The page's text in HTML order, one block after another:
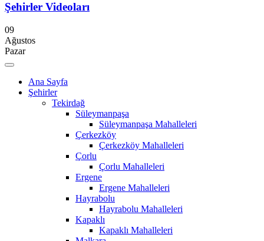
Şehirler Videoları
09
Ağustos
Pazar
Ana Sayfa
Şehirler
Tekirdağ
Süleymanpaşa
Süleymanpaşa Mahalleleri
Çerkezköy
Çerkezköy Mahalleleri
Çorlu
Çorlu Mahalleleri
Ergene
Ergene Mahalleleri
Hayrabolu
Hayrabolu Mahalleleri
Kapaklı
Kapaklı Mahalleleri